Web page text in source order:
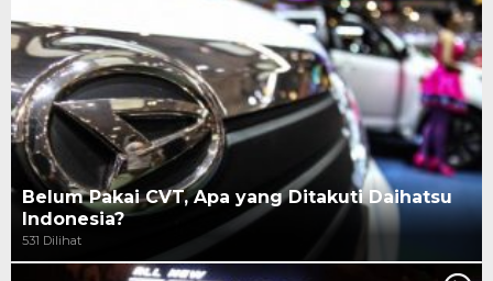
Belum Pakai CVT, Apa yang Ditakuti Daihatsu
Indonesia?
531 Dilihat